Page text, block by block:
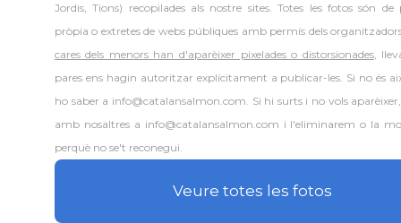
Jordis, Tions) recopilades als nostre sites. Totes les fotos són de
pròpia o extretes de webs públiques amb permís dels
cares dels menors han d'aparèixer pixelades o distorsionades,
pares ens hagin autoritzar explícitament a publicar-les. Si no és
ho saber a info@catalansalmon.com. Si hi surts i no vols
amb nosaltres a info@catalansalmon.com i l'eliminarem o la
perquè no se't reconegui.
Veure totes les fotos